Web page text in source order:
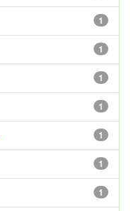
1
1
1
1
1
1
1